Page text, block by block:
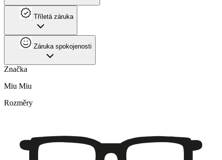
Tříletá záruka
Záruka spokojenosti
Značka
Miu Miu
Rozměry